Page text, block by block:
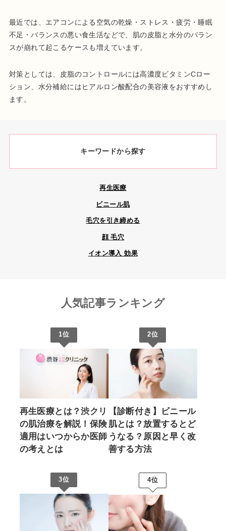
最近では、エアコンによる空気の乾燥・ストレス・疲労・睡眠
不足・バランスの悪い食生活などで、肌の皮脂と水分のバラン
スが崩れて起こるケースも増えています。
対策としては、皮脂のコントロールには高濃度ビタミンCロー
ション、水分補給にはヒアルロン酸配合の美容液をおすすめし
ます。
キーワードから探す
再生医療
ビニール肌
毛穴を引き締める
顔 毛穴
イオン導入 効果
人気記事ランキング
1位
再生医療とは？渋クリ
の肌治療を解説！保険
適用はいつからか医師
の考えとは
2位
【診断付き】ビニール
肌とは？放置するとど
うなる？原因と早く改
善する方法
3位 4位